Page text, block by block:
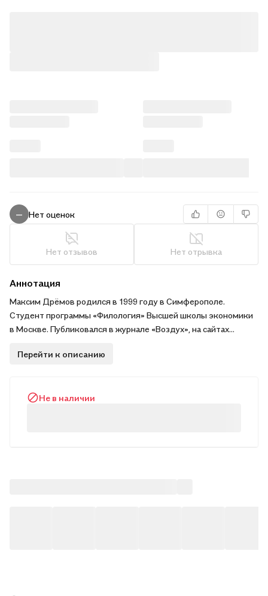
— Нет оценок
Нет отзывов Нет отрывка
Аннотация
Максим Дрёмов родился в 1999 году в Симферополе.
Студент программы «Филология» Высшей школы экономики
в Москве. Публиковался в журнале «Воздух», на сайтах
«Метажурнал».
Перейти к описанию
Не в наличии